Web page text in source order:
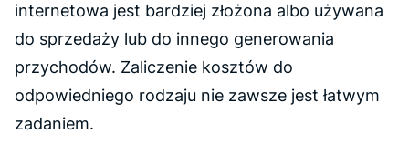
internetowa jest bardziej złożona albo używana
do sprzedaży lub do innego generowania
przychodów. Zaliczenie kosztów do
odpowiedniego rodzaju nie zawsze jest łatwym
zadaniem.